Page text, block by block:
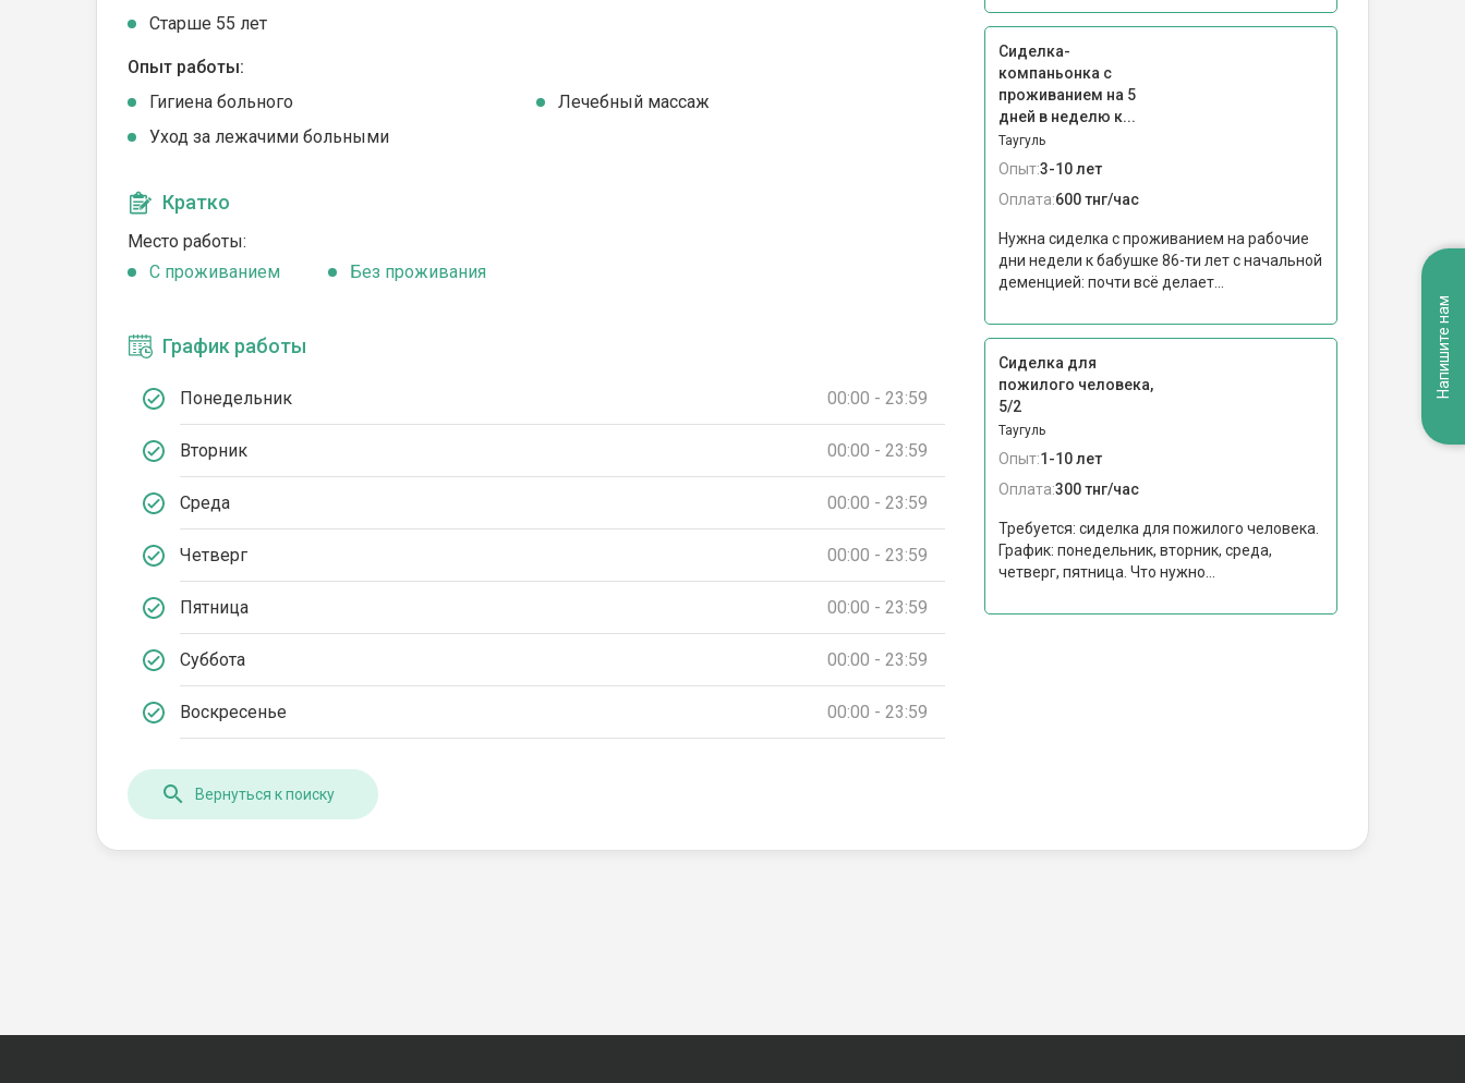
Cтарше 55 лет
Опыт работы:
Гигиена больного
Лечебный массаж
Уход за лежачими больными
Кратко
Место работы:
C проживанием
Без проживания
График работы
Понедельник 00:00 - 23:59
Вторник 00:00 - 23:59
Среда 00:00 - 23:59
Четверг 00:00 - 23:59
Пятница 00:00 - 23:59
Суббота 00:00 - 23:59
Воскресенье 00:00 - 23:59
Сиделка-
компаньонка с
проживанием на 5
дней в неделю к...
Таугуль
Опыт:3-10 лет
Оплата:600 тнг/час
Нужна сиделка с проживанием на рабочие
дни недели к бабушке 86-ти лет с начальной
деменцией: почти всё делает...
Сиделка для
пожилого человека,
5/2
Таугуль
Опыт:1-10 лет
Оплата:300 тнг/час
Требуется: сиделка для пожилого человека.
График: понедельник, вторник, среда,
четверг, пятница. Что нужно...
Вернуться к поиску
Напишите нам